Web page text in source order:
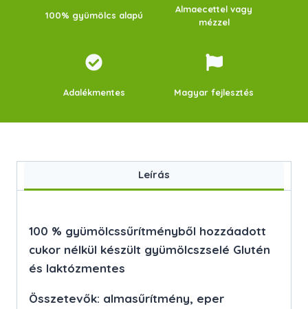
100% gyümölcs alapú
Almaecettel vagy
mézzel
Adalékmentes Magyar fejlesztés
Leírás
100 % gyümölcssűrítményből hozzáadott
cukor nélkül készült gyümölcszselé Glutén
és laktózmentes
Összetevők: almasűrítmény, eper